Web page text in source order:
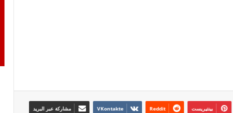
بينتيريست مشاركة عبر البريد